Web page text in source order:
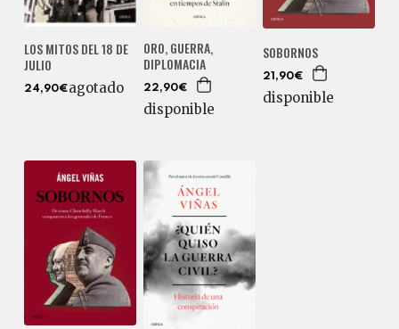
LOS MITOS DEL 18 DE
JULIO
24,90€agotado
ORO, GUERRA,
DIPLOMACIA
22,90€
disponible
SOBORNOS
21,90€
disponible